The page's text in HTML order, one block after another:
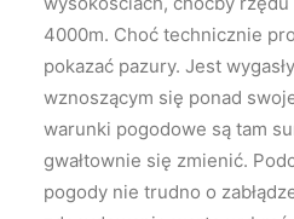
4000m. Choć technicznie
pokazać pazury. Jest
wznoszącym się ponad
warunki pogodowe są tam
gwałtownie się zmienić.
pogody nie trudno o